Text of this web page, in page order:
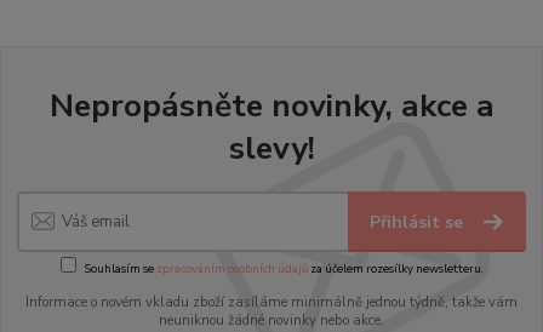
Nepropásněte novinky, akce a
slevy!
Přihlásit se
Souhlasím se zpracováním osobních údajůza účelem rozesílky newsletteru.
Informace o novém vkladu zboží zasíláme minimálně jednou týdně, takže vám
neuniknou žádné novinky nebo akce.